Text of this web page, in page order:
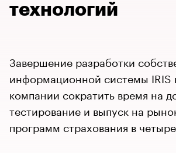
технологий
Завершение разработки
информационной системы IRIS
компании сократить время на
тестирование и выпуск на
программ страхования в четыре